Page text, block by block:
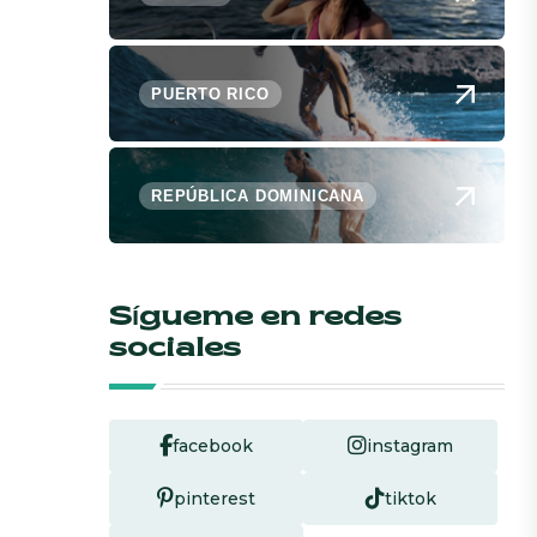
PUERTO RICO
REPÚBLICA DOMINICANA
Sígueme en redes
sociales
facebook instagram
pinterest tiktok